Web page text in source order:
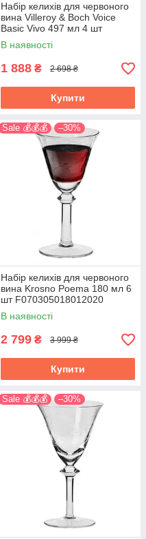
Набір келихів для червоного
вина Villeroy & Boch Voice
Basic Vivo 497 мл 4 шт
1953008110
В наявності
1 888 ₴ 2 698 ₴
Купити
Sale 💰💰💰 –30%
Набір келихів для червоного
вина Krosno Poema 180 мл 6
шт F070305018012020
В наявності
2 799 ₴ 3 999 ₴
Купити
Sale 💰💰💰 –30%